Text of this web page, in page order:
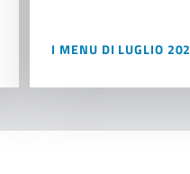
I MENU DI LUGLIO